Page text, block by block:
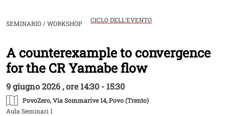
SEMINARIO / WORKSHOP CICLO DELL'EVENTO
Image
A counterexample to convergence
for the CR Yamabe flow
9 giugno 2026 , ore 14:30 - 15:30
PovoZero, Via Sommarive 14, Povo (Trento)
Aula Seminari 1